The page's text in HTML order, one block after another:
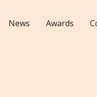
News Awards